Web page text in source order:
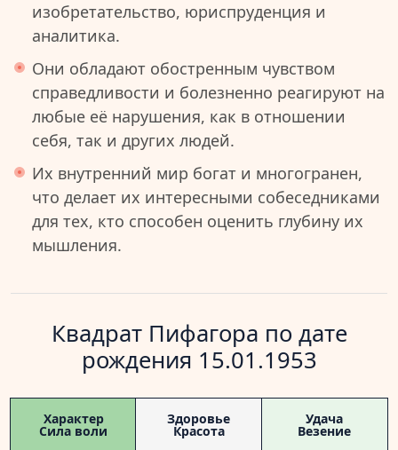
изобретательство, юриспруденция и
аналитика.
Они обладают обостренным чувством
справедливости и болезненно реагируют на
любые её нарушения, как в отношении
себя, так и других людей.
Их внутренний мир богат и многогранен,
что делает их интересными собеседниками
для тех, кто способен оценить глубину их
мышления.
Квадрат Пифагора по дате
рождения 15.01.1953
Характер
Сила воли
Здоровье
Красота
Удача
Везение